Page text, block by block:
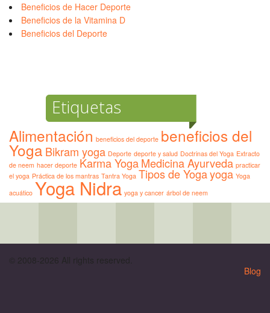
Beneficios de Hacer Deporte
Beneficios de la Vitamina D
Beneficios del Deporte
Etiquetas
Alimentación beneficios del deporte beneficios del
Yoga Bikram yoga Deporte deporte y salud Doctrinas del Yoga Extracto
de neem hacer deporte Karma YogaMedicina Ayurveda practicar
el yoga Práctica de los mantras Tantra Yoga Tipos de Yogayoga Yoga
acuático Yoga Nidra yoga y cancer árbol de neem
© 2008-2026 All rights reserved.
Blog